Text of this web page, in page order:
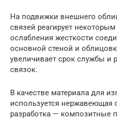
На подвижки внешнего
связей реагирует
ослабления жесткости
основной стеной и
увеличивает срок службы и
связок.
В качестве материала для
используется нержавеющая
разработка — композитные